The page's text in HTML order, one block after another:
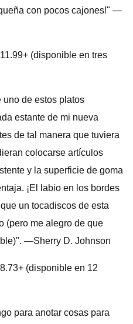
con pocos cajones!" —
(disponible en tres
uno de estos platos
estante de mi nueva
de tal manera que tuviera
colocarse artículos
y la superficie de goma
¡El labio en los bordes
un tocadiscos de esta
(pero me alegro de que
—Sherry D. Johnson
(disponible en 12
para anotar cosas para